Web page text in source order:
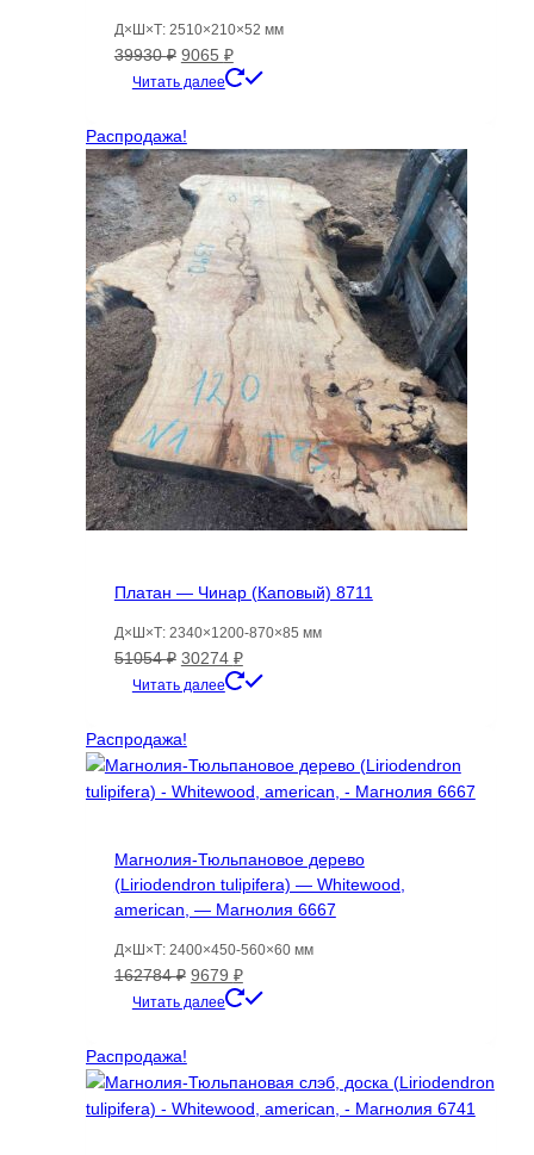
Д×Ш×Т: 2510×210×52 мм
39930₽ Первоначальная
цена
39930 ₽.
9065 ₽Текущая
цена:
Читать далее
Распродажа!
Платан — Чинар (Каповый) 8711
Д×Ш×Т: 2340×1200-870×85 мм
51054₽ Первоначальная
цена
51054 ₽.
30274 ₽Текущая
цена:
Читать далее
Распродажа!
Магнолия-Тюльпановое дерево
(Liriodendron tulipifera) — Whitewood,
american, — Магнолия 6667
Д×Ш×Т: 2400×450-560×60 мм
162784₽ Первоначальная
цена
9679 ₽Текущая
цена:
Читать далее
Распродажа!